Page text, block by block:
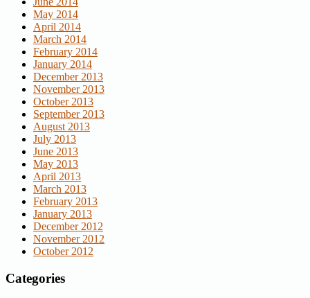
May 2014
April 2014
March 2014
February 2014
January 2014
December 2013
November 2013
October 2013
September 2013
August 2013
July 2013
June 2013
May 2013
April 2013
March 2013
February 2013
January 2013
December 2012
November 2012
October 2012
Categories